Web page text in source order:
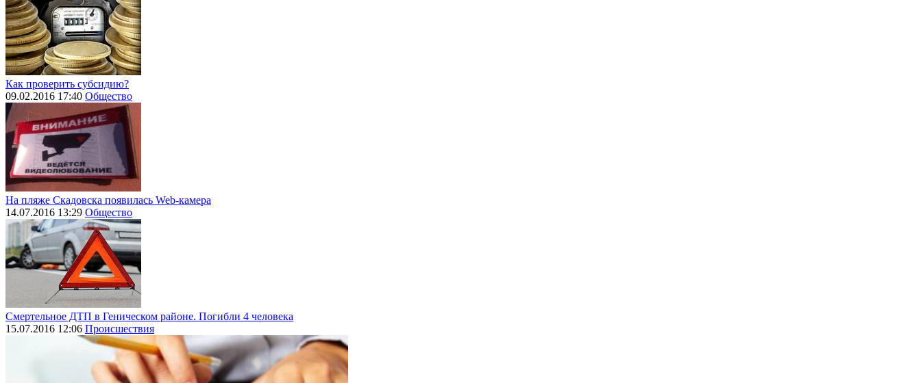
Как проверить субсидию?
09.02.2016 17:40 Общество
На пляже Скадовска появилась Web-камера
14.07.2016 13:29 Общество
Смертельное ДТП в Геническом районе. Погибли 4 человека
15.07.2016 12:06 Происшествия